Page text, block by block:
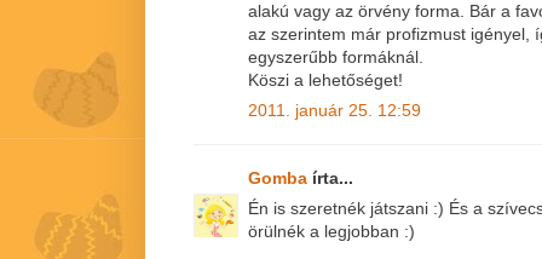
alakú vagy az örvény forma. Bár a
az szerintem már profizmust igényel,
egyszerűbb formáknál.
Köszi a lehetőséget!
2011. január 25. 12:59
Gomba írta...
Én is szeretnék játszani :) És a
örülnék a legjobban :)